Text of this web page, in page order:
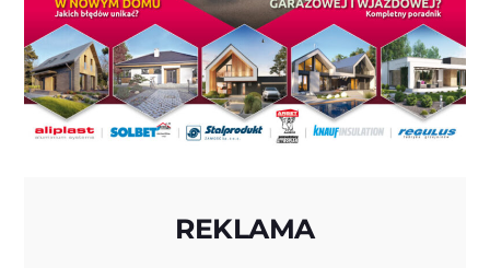
REKLAMA